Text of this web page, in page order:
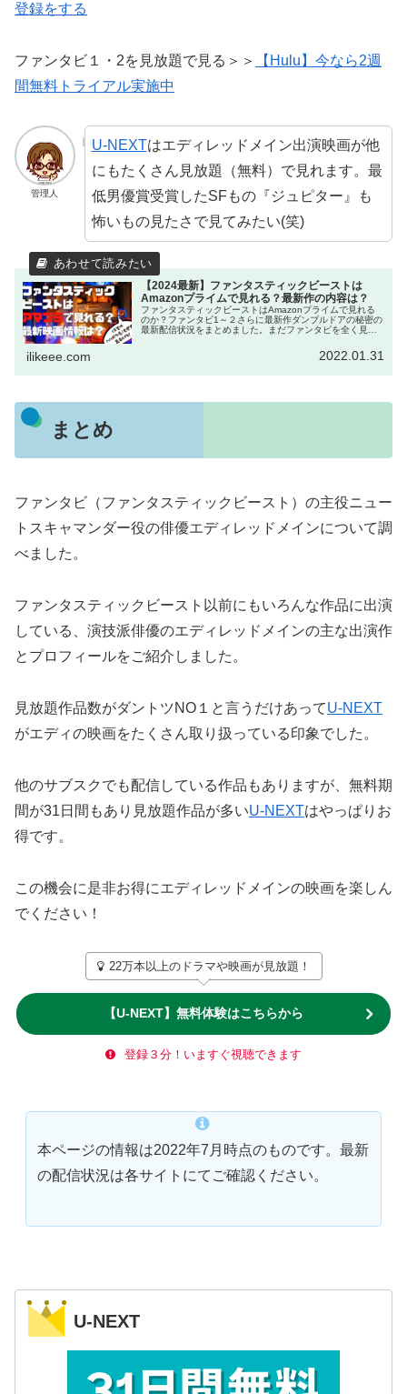
登録をする
ファンタビ１・2を見放題で見る＞＞
【Hulu】今なら2週
間無料トライアル実施中
管理人
U-NEXTはエディレッドメイン出演映画が他
にもたくさん見放題（無料）で見れます。最
低男優賞受賞したSFもの『ジュピター』も
怖いもの見たさで見てみたい(笑)
【2024最新】ファンタスティックビーストは
Amazonプライムで見れる？最新作の内容は？
ファンタスティックビーストはAmazonプライムで見れる
のか？ファンタビ1～２さらに最新作ダンブルドアの秘密の
最新配信状況をまとめました。まだファンタビを全く見て
方、ファンタビだけでも楽しめるので是非見てほしい！
ilikeee.com 2022.01.31
まとめ
ファンタビ（ファンタスティックビースト）の主役ニュー
トスキャマンダー役の俳優エディレッドメインについて調
べました。
ファンタスティックビースト以前にもいろんな作品に出演
している、演技派俳優のエディレッドメインの主な出演作
とプロフィールをご紹介しました。
見放題作品数がダントツNO１と言うだけあってU-NEXT
がエディの映画をたくさん取り扱っている印象でした。
他のサブスクでも配信している作品もありますが、無料期
間が31日間もあり見放題作品が多いU-NEXTはやっぱりお
得です。
この機会に是非お得にエディレッドメインの映画を楽しん
でください！
22万本以上のドラマや映画が見放題！
【U-NEXT】無料体験はこちらから
登録３分！いますぐ視聴できます
本ページの情報は2022年7月時点のものです。最新
の配信状況は各サイトにてご確認ください。
U-NEXT